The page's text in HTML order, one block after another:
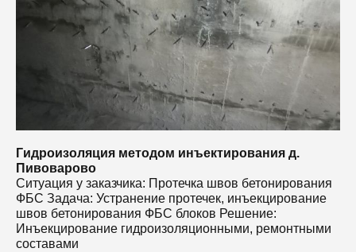
Гидроизоляция методом инъектирования д.
Пивоварово
Ситуация у заказчика: Протечка швов бетонирования
ФБС Задача: Устранение протечек, инъекцирование
швов бетонирования ФБС блоков Решение:
Инъекцирование гидроизоляционными, ремонтными
составами